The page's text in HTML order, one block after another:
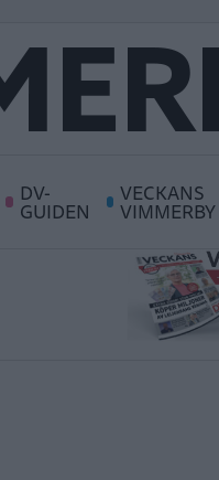
DV-
GUIDEN
VECKANS
VIMMERBY